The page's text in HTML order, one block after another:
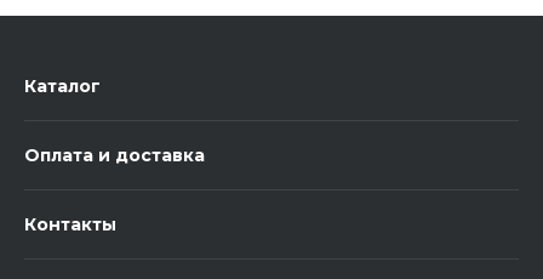
Каталог
Оплата и доставка
Контакты